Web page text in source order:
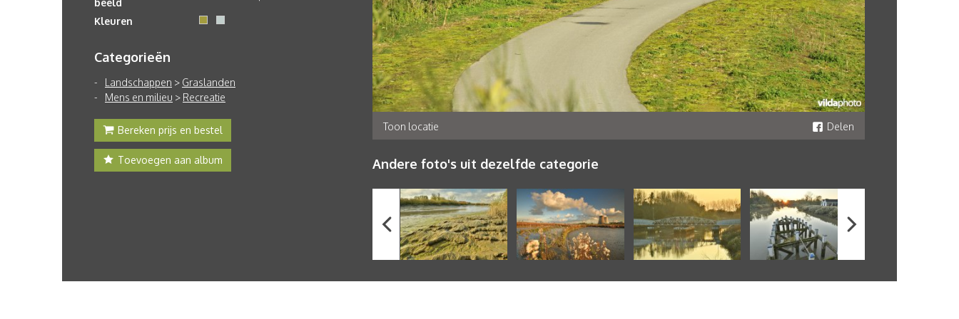
beeld
Kleuren
Categorieën
Landschappen > Graslanden
Mens en milieu > Recreatie
Bereken prijs en bestel
Toevoegen aan album
Toon locatie Delen
Andere foto's uit dezelfde categorie